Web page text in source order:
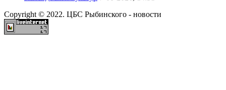
Copyright © 2022. ЦБС Рыбинского - новости